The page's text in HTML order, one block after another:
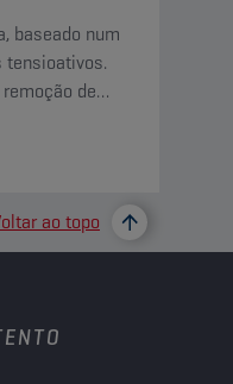
baseado num
tensioativos.
de
ao topo